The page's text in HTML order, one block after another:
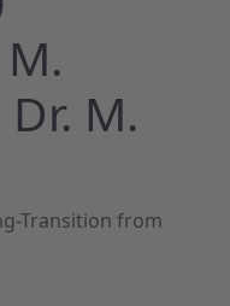
M.
Transition from